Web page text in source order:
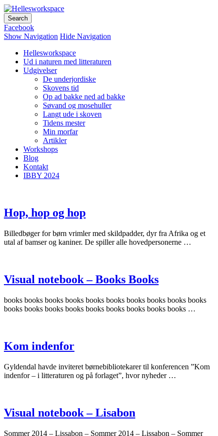
Facebook
Show Navigation Hide Navigation
Hellesworkspace
Ud i naturen med litteraturen
Udgivelser
De underjordiske
Skovens tid
Op ad bakke ned ad bakke
Søvand og mosehuller
Langt ude i skoven
Tidens mester
Min morfar
Artikler
Workshops
Blog
Kontakt
IBBY 2024
Hop, hop og hop
Billedbøger for børn vrimler med skildpadder, dyr fra Afrika og et
utal af bamser og kaniner. De spiller alle hovedpersonerne …
Visual notebook – Books Books
books books books books books books books books books books
books books books books books books books books books …
Kom indenfor
Gyldendal havde inviteret børnebibliotekarer til konferencen ”Kom
indenfor – i litteraturen og på forlaget”, hvor nyheder …
Visual notebook – Lisabon
Sommer 2014 – Lissabon – Sommer 2014 – Lissabon – Sommer